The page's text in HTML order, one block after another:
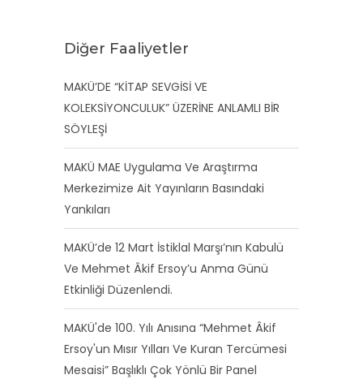
Diğer Faaliyetler
MAKÜ’DE “KİTAP SEVGİSİ VE
KOLEKSİYONCULUK” ÜZERİNE ANLAMLI BİR
SÖYLEŞİ
MAKÜ MAE Uygulama Ve Araştırma
Merkezimize Ait Yayınların Basındaki
Yankıları
MAKÜ’de 12 Mart İstiklal Marşı’nın Kabulü
Ve Mehmet Âkif Ersoy’u Anma Günü
Etkinliği Düzenlendi.
MAKÜ'de 100. Yılı Anısına “Mehmet Âkif
Ersoy'un Mısır Yılları Ve Kuran Tercümesi
Mesaisi” Başlıklı Çok Yönlü Bir Panel